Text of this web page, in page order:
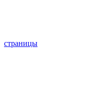
страницы